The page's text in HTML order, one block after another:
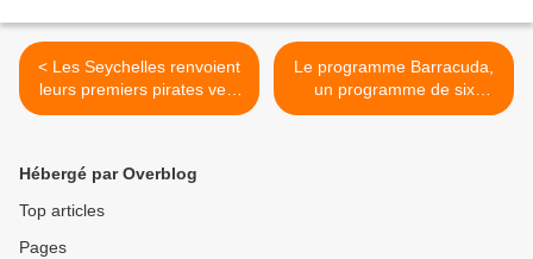
< Les Seychelles renvoient
leurs premiers pirates vers
la Somalie
Le programme Barracuda,
un programme de six
nouveaux SNA, vital pour la
Hébergé par Overblog
Top articles
Pages